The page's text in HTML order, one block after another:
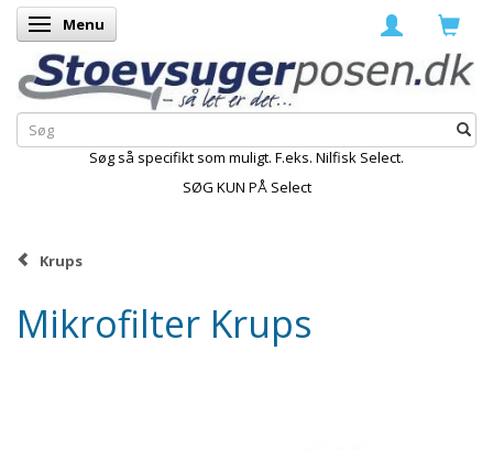
Skifte navigation
Menu
Søg så specifikt som muligt. F.eks. Nilfisk Select.
SØG KUN PÅ Select
Krups
Mikrofilter Krups